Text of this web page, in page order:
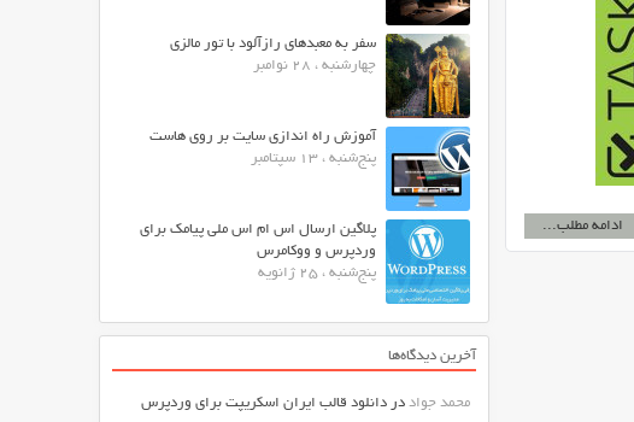
ادامه مطلب...
سفر به معبدهای رازآلود با تور مالزی
چهارشنبه ، 28 نوامبر
آموزش راه اندازی سایت بر روی هاست
پنج‌شنبه ، 13 سپتامبر
پلاگین ارسال اس ام اس ملی پیامک برای
وردپرس و ووکامرس
پنج‌شنبه ، 25 ژانویه
آخرین دیدگاه‌ها
محمد جواد در دانلود قالب ایران اسکریپت برای وردپرس